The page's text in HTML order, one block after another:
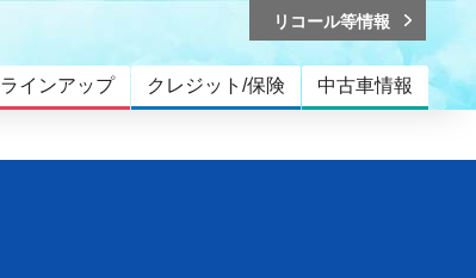
ラインアップ クレジット/保険 中古車情報
リコール等情報